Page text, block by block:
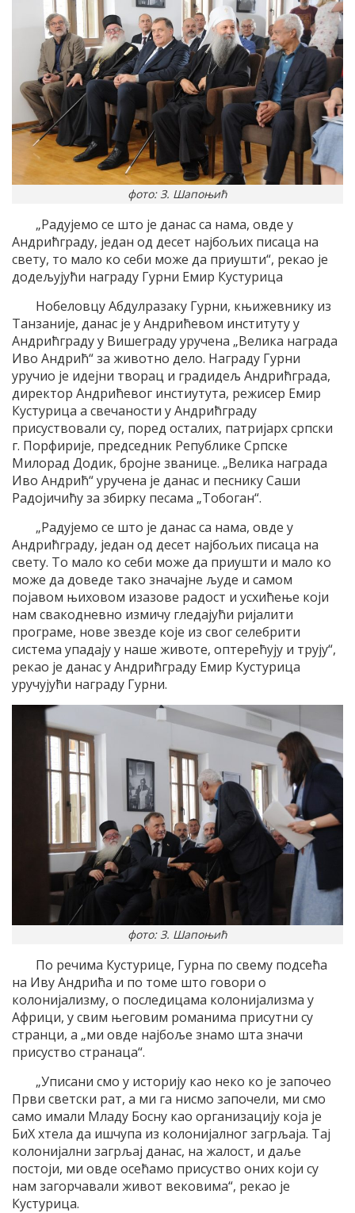
фото: З. Шапоњић
„Радујемо се што је данас са нама, овде у
Андрићграду, један од десет најбољих писаца на
свету, то мало ко себи може да приушти“, рекао је
додељујући награду Гурни Емир Кустурица
Нобеловцу Абдулразаку Гурни, књижевнику из
Танзаније, данас је у Андрићевом институту у
Андрићграду у Вишеграду уручена „Велика награда
Иво Андрић“ за животно дело. Награду Гурни
уручио је идејни творац и градидељ Андрићграда,
директор Андрићевог инстиутута, режисер Емир
Кустурица а свечаности у Андрићграду
присуствовали су, поред осталих, патријарх српски
г. Порфирије, председник Републике Српске
Милорад Додик, бројне званице. „Велика награда
Иво Андрић“ уручена је данас и песнику Саши
Радојичићу за збирку песама „Тобоган“.
„Радујемо се што је данас са нама, овде у
Андрићграду, један од десет најбољих писаца на
свету. То мало ко себи може да приушти и мало ко
може да доведе тако значајне људе и самом
појавом њиховом изазове радост и усхићење који
нам свакодневно измичу гледајући ријалити
програме, нове звезде које из свог селебрити
система упадају у наше животе, оптерећују и трују“,
рекао је данас у Андрићграду Емир Кустурица
уручујући награду Гурни.
фото: З. Шапоњић
По речима Кустурице, Гурна по свему подсећа
на Иву Андрића и по томе што говори о
колонијализму, о последицама колонијализма у
Африци, у свим његовим романима присутни су
странци, а „ми овде најбоље знамо шта значи
присуство странаца“.
„Уписани смо у историју као неко ко је започео
Први светски рат, а ми га нисмо започели, ми смо
само имали Младу Босну као организацију која је
БиХ хтела да ишчупа из колонијалног загрљаја. Тај
колонијални загрљај данас, на жалост, и даље
постоји, ми овде осећамо присуство оних који су
нам загорчавали живот вековима“, рекао је
Кустурица.